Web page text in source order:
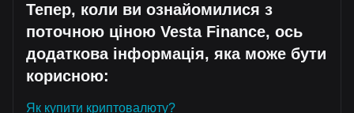
Тепер, коли ви ознайомилися з
поточною ціною Vesta Finance, ось
додаткова інформація, яка може бути
корисною:
Як купити криптовалюту?